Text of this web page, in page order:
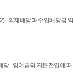
: 의제배당과 수입배당금 익
당 : 잉여금의 자본전입에 따